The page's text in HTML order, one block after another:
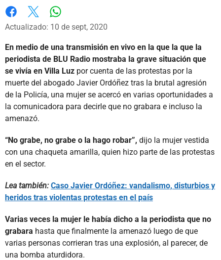
Facebook
X
Actualizado: 10 de sept, 2020
En medio de una transmisión en vivo en la que la que la
periodista de BLU Radio mostraba la grave situación que
se vivía en Villa Luz por cuenta de las protestas por la
muerte del abogado Javier Ordóñez tras la brutal agresión
de la Policía, una mujer se acercó en varias oportunidades a
la comunicadora para decirle que no grabara e incluso la
amenazó.
“No grabe, no grabe o la hago robar”, dijo la mujer vestida
con una chaqueta amarilla, quien hizo parte de las protestas
en el sector.
Lea también: Caso Javier Ordóñez: vandalismo, disturbios y
heridos tras violentas protestas en el país
Varias veces la mujer le había dicho a la periodista que no
grabara hasta que finalmente la amenazó luego de que
varias personas corrieran tras una explosión, al parecer, de
una bomba aturdidora.